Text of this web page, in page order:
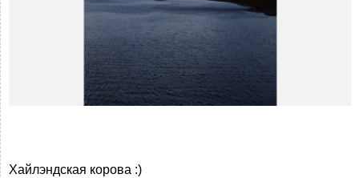
Хайлэндская корова :)